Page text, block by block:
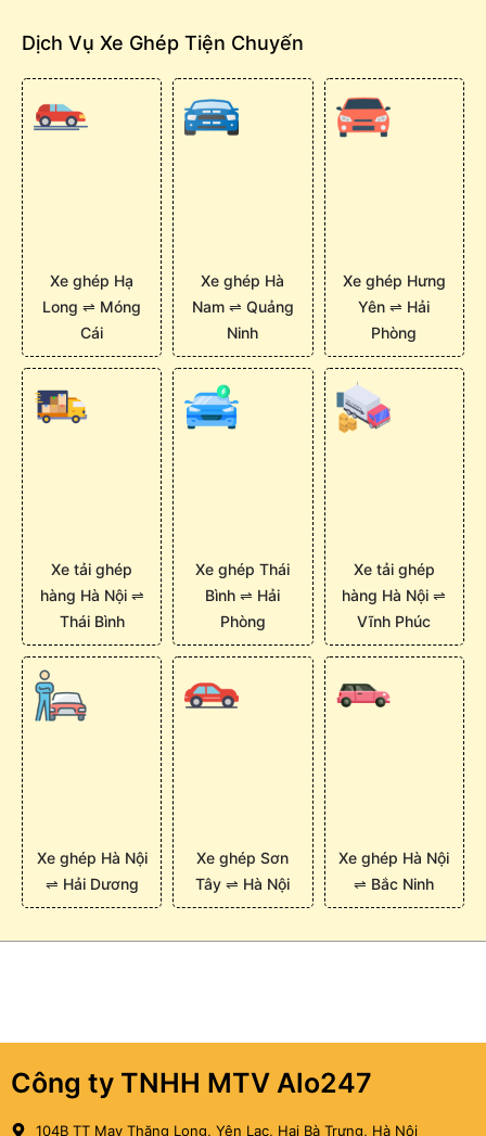
Dịch Vụ Xe Ghép Tiện Chuyến
Xe ghép Hạ
Long ⇌ Móng
Cái
Xe ghép Hà
Nam ⇌ Quảng
Ninh
Xe ghép Hưng
Yên ⇌ Hải
Phòng
Xe tải ghép
hàng Hà Nội ⇌
Thái Bình
Xe ghép Thái
Bình ⇌ Hải
Phòng
Xe tải ghép
hàng Hà Nội ⇌
Vĩnh Phúc
Xe ghép Hà Nội
⇌ Hải Dương
Xe ghép Sơn
Tây ⇌ Hà Nội
Xe ghép Hà Nội
⇌ Bắc Ninh
Công ty TNHH MTV Alo247
104B TT May Thăng Long, Yên Lạc, Hai Bà Trưng, Hà Nội